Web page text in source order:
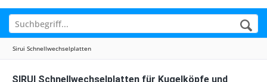
Sirui Schnellwechselplatten
SIRUI Schnellwechselplatten für Kugelköpfe und